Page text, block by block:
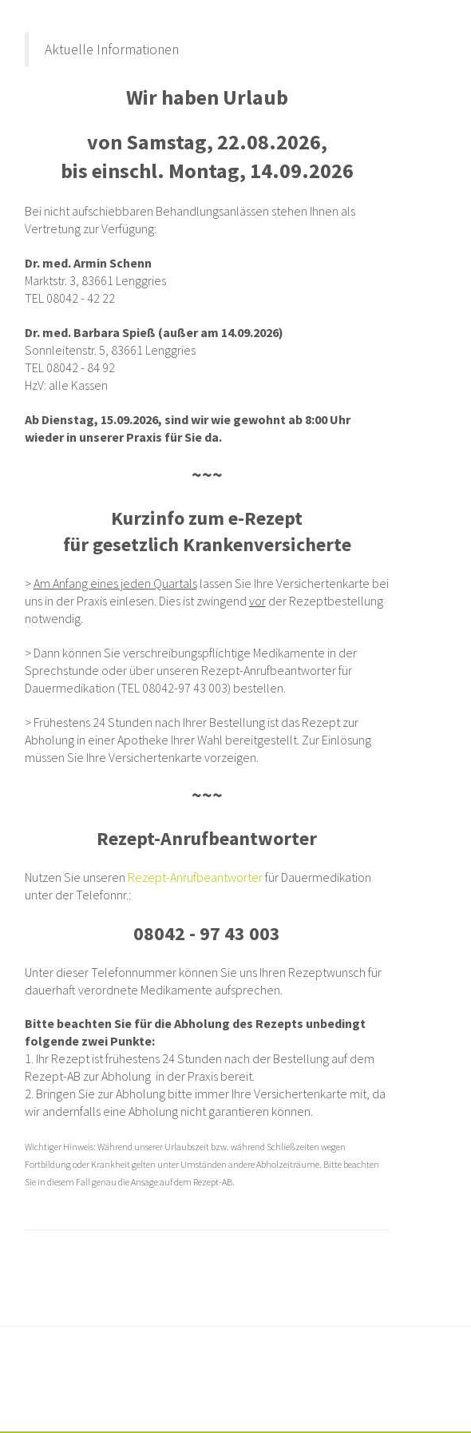
Aktuelle Informationen
Wir haben Urlaub
von Samstag, 22.08.2026,
bis einschl. Montag, 14.09.2026
Bei nicht aufschiebbaren Behandlungsanlässen stehen Ihnen als
Vertretung zur Verfügung:
Dr. med. Armin Schenn
Marktstr. 3, 83661 Lenggries
TEL 08042 - 42 22
Dr. med. Barbara Spieß (außer am 14.09.2026)
Sonnleitenstr. 5, 83661 Lenggries
TEL 08042 - 84 92
HzV: alle Kassen
Ab Dienstag, 15.09.2026, sind wir wie gewohnt ab 8:00 Uhr
wieder in unserer Praxis für Sie da.
~~~
Kurzinfo zum e-Rezept
für gesetzlich Krankenversicherte
>Am Anfang eines jeden Quartalslassen Sie Ihre Versichertenkarte bei
uns in der Praxis einlesen. Dies ist zwingend vorder Rezeptbestellung
notwendig.
> Dann können Sie verschreibungspflichtige Medikamente in der
Sprechstunde oder über unseren Rezept-Anrufbeantworter für
Dauermedikation (TEL 08042-97 43 003) bestellen.
> Frühestens 24 Stunden nach Ihrer Bestellung ist das Rezept zur
Abholung in einer Apotheke Ihrer Wahl bereitgestellt. Zur Einlösung
müssen Sie Ihre Versichertenkarte vorzeigen.
~~~
Rezept-Anrufbeantworter
Nutzen Sie unseren Rezept-Anrufbeantworterfür Dauermedikation
unter der Telefonnr.:
08042 - 97 43 003
Unter dieser Telefonnummer können Sie uns Ihren Rezeptwunsch für
dauerhaft verordnete Medikamente aufsprechen.
Bitte beachten Sie für die Abholung des Rezepts unbedingt
folgende zwei Punkte:
1. Ihr Rezept ist frühestens 24 Stunden nach der Bestellung auf dem
Rezept-AB zur Abholung in der Praxis bereit.
2. Bringen Sie zur Abholung bitte immer Ihre Versichertenkarte mit, da
wir andernfalls eine Abholung nicht garantieren können.
Wichtiger Hinweis: Während unserer Urlaubszeit bzw. während Schließzeiten wegen
Fortbildung oder Krankheit gelten unter Umständen andere Abholzeiträume. Bitte beachten
Sie in diesem Fall genau die Ansage auf dem Rezept-AB.